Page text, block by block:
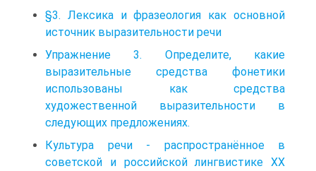
§3. Лексика и фразеология как основной
источник выразительности речи
Упражнение 3. Определите, какие
выразительные средства фонетики
использованы как средства
художественной выразительности в
следующих пред­ложениях.
Культура речи - распространённое в
советской и российской лингвистике XX